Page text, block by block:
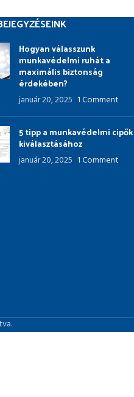
Hogyan válasszunk
munkavédelmi ruhát a
maximális biztonság
érdekében?
január 20, 2025 1 Comment
5 tipp a munkavédelmi cipők
kiválasztásához
január 20, 2025 1 Comment